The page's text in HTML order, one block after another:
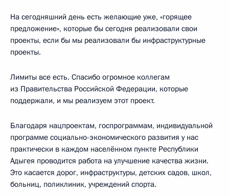
На сегодняшний день есть желающие уже, «горящее
предложение», которые бы сегодня реализовали свои
проекты, если бы мы реализовали бы инфраструктурные
проекты.
Лимиты все есть. Спасибо огромное коллегам
из Правительства Российской Федерации, которые
поддержали, и мы реализуем этот проект.
Благодаря нацпроектам, госпрограммам, индивидуальной
программе социально-экономического развития у нас
практически в каждом населённом пункте Республики
Адыгея проводится работа на улучшение качества жизни.
Это касается дорог, инфраструктуры, детских садов, школ,
больниц, поликлиник, учреждений спорта.